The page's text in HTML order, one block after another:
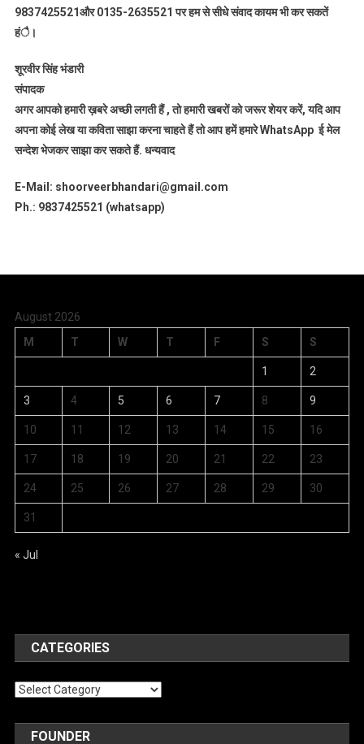
9837425521और 0135-2635521 पर हम से सीधे संवाद कायम भी कर सकतें
हंै।
शूरवीर सिंह भंडारी
संपादक
अगर आपको हमारी ख़बरे अच्छी लगती हैं , तो हमारी खबरों को जरूर शेयर करें, यदि आप
अपना कोई लेख या कविता साझा करना चाहते हैं तो आप हमें हमारे WhatsApp ई मेल
सन्देश भेजकर साझा कर सकते हैं. धन्यवाद
E-Mail: shoorveerbhandari@gmail.com
Ph.: 9837425521 (whatsapp)
August 2026
M
T W T F S S
1 2
3 4 5 6 7 8 9
10 11 12 13 14 15 16
17 18 19 20 21 22 23
24 25 26 27 28 29 30
31
« Jul
CATEGORIES
Categories
FOUNDER